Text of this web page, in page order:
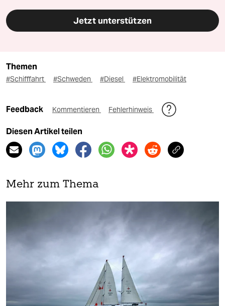
Jetzt unterstützen
Themen
#Schifffahrt #Schweden #Diesel #Elektromobilität
Feedback Kommentieren Fehlerhinweis
Diesen Artikel teilen
Mehr zum Thema